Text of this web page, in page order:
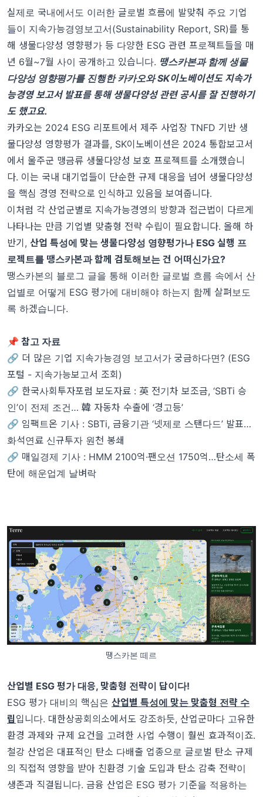
실제로 국내에서도 이러한 글로벌 흐름에 발맞춰 주요 기업
들이 지속가능경영보고서(Sustainability Report, SR)를 통
해 생물다양성 영향평가 등 다양한 ESG 관련 프로젝트들을 매
년 6월~7월 사이 공개하고 있습니다. 땡스카본과 함께 생물
다양성 영향평가를 진행한 카카오와 SK이노베이션도 지속가
능경영 보고서 발표를 통해 생물다양성 관련 공시를 잘 진행하기
도 했고요.
카카오는 2024 ESG 리포트에서 제주 사업장 TNFD 기반 생
물다양성 영향평가 결과를, SK이노베이션은 2024 통합보고서
에서 울주군 맹금류 생물다양성 보호 프로젝트를 소개했습니
다. 이는 국내 대기업들이 단순한 규제 대응을 넘어 생물다양성
을 핵심 경영 전략으로 인식하고 있음을 보여줍니다.
이처럼 각 산업군별로 지속가능경영의 방향과 접근법이 다르게
나타나는 만큼 기업별 맞춤형 전략 수립이 필요합니다. 올해 하
반기, 산업 특성에 맞는 생물다양성 영향평가나 ESG 실행 프
로젝트를 땡스카본과 함께 검토해보는 건 어떠신가요?
땡스카본의 블로그 글을 통해 이러한 글로벌 흐름 속에서 산
업별로 어떻게 ESG 평가에 대비해야 하는지 함께 살펴보도
록 하겠습니다.
📌 참고 자료
🔗 더 많은 기업 지속가능경영 보고서가 궁금하다면? (ESG
포털 - 지속가능보고서 조회)
🔗 한국사회투자포럼 보도자료 : 英 전기차 보조금, ‘SBTi 승
인’이 전제 조건… 韓 자동차 수출에 ‘경고등’
🔗 임팩트온 기사 : SBTi, 금융기관 ‘넷제로 스탠다드’ 발표…
화석연료 신규투자 원천 봉쇄
🔗 매일경제 기사 : HMM 2100억·팬오션 1750억…탄소세 폭
탄에 해운업계 날벼락
땡스카본 떼르
산업별 ESG 평가 대응, 맞춤형 전략이 답이다!
ESG 평가 대비의 핵심은 산업별 특성에 맞는 맞춤형 전략 수
립 입니다. 대한상공회의소에서도 강조하듯, 산업군마다 고유한
환경 과제와 규제 요건을 고려한 사업 수행이 훨씬 효과적이죠.
철강 산업은 대표적인 탄소 다배출 업종으로 글로벌 탄소 규제
의 직접적 영향을 받아 친환경 기술 도입과 탄소 감축 전략이
생존과 직결됩니다. 금융 산업은 ESG 평가 기준을 적용하는